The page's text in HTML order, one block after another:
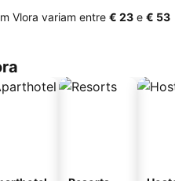
Vlora variam entre ‎€ 23 e ‎€ 53